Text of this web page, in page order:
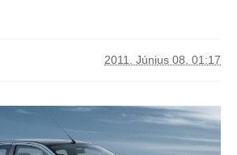
2011. Június 08. 01:17